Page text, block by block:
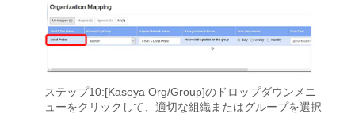
ステップ10:[Kaseya Org/Group]のドロップダウンメニ
ューをクリックして、適切な組織またはグループを選択